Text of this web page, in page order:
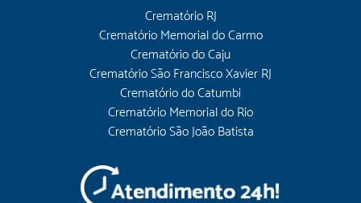
Crematório RJ
Crematório Memorial do Carmo
Crematório do Caju
Crematório São Francisco Xavier RJ
Crematório do Catumbi
Crematório Memorial do Rio
Crematório São João Batista